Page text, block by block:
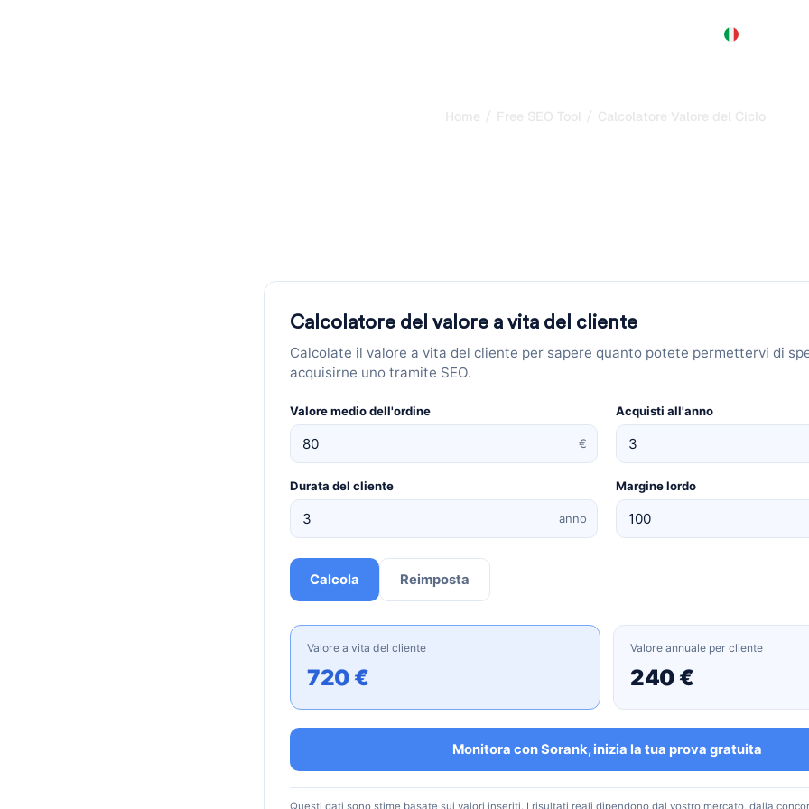
Home / Free SEO Tool / Calcolatore Valore del Ciclo di Vita
Calcolatore del valore a vita del cliente
Calcolate il valore a vita del cliente per sapere quanto potete permettervi di
acquisirne uno tramite SEO.
Valore medio dell'ordine
€
Acquisti all'anno
Durata del cliente
anno
Margine lordo
Calcola Reimposta
Valore a vita del cliente
720 €
Valore annuale per cliente
240 €
Monitora con Sorank, inizia la tua prova gratuita
Questi dati sono stime basate sui valori inseriti. I risultati reali dipendono dal vostro mercato, dalla